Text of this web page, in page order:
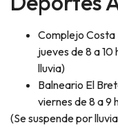
Complejo
jueves de 8 a 10
lluvia)
Balneario El
viernes de 8 a 9
(Se suspende por